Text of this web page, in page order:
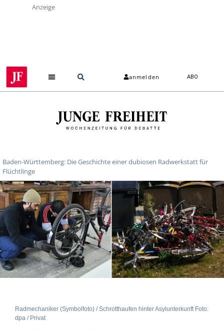
Anzeige
anmelden ABO
Baden-Württemberg: Die Geschichte einer dubiosen Radwerkstatt für
Flüchtlinge
Radmechaniker (Symbolfoto) / Schrotthaufen hinter Asylunterkunft Foto:
dpa / Privat